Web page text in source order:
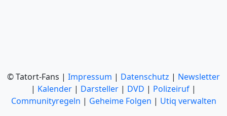
© Tatort-Fans | Impressum | Datenschutz | Newsletter
| Kalender | Darsteller | DVD | Polizeiruf |
Communityregeln | Geheime Folgen | Utiq verwalten